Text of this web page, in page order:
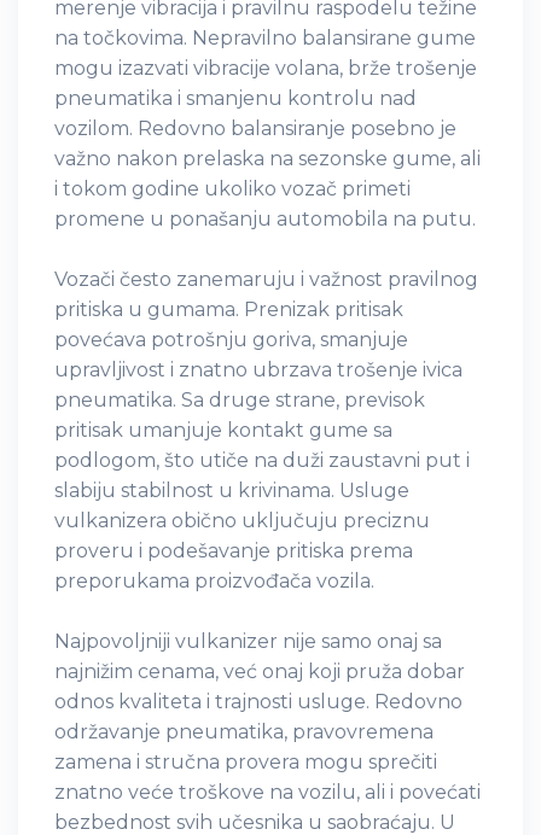
merenje vibracija i pravilnu raspodelu težine
na točkovima. Nepravilno balansirane gume
mogu izazvati vibracije volana, brže trošenje
pneumatika i smanjenu kontrolu nad
vozilom. Redovno balansiranje posebno je
važno nakon prelaska na sezonske gume, ali
i tokom godine ukoliko vozač primeti
promene u ponašanju automobila na putu.
Vozači često zanemaruju i važnost pravilnog
pritiska u gumama. Prenizak pritisak
povećava potrošnju goriva, smanjuje
upravljivost i znatno ubrzava trošenje ivica
pneumatika. Sa druge strane, previsok
pritisak umanjuje kontakt gume sa
podlogom, što utiče na duži zaustavni put i
slabiju stabilnost u krivinama. Usluge
vulkanizera obično uključuju preciznu
proveru i podešavanje pritiska prema
preporukama proizvođača vozila.
Najpovoljniji vulkanizer nije samo onaj sa
najnižim cenama, već onaj koji pruža dobar
odnos kvaliteta i trajnosti usluge. Redovno
održavanje pneumatika, pravovremena
zamena i stručna provera mogu sprečiti
znatno veće troškove na vozilu, ali i povećati
bezbednost svih učesnika u saobraćaju. U